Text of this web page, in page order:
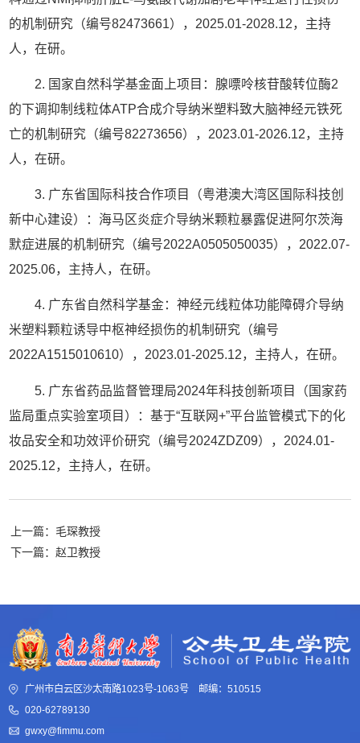
的机制研究（编号82473661），2025.01-2028.12，主持
人，在研。
2. 国家自然科学基金面上项目：腺嘌呤核苷酸转位酶2
的下调抑制线粒体ATP合成介导纳米塑料致大脑神经元铁死
亡的机制研究（编号82273656），2023.01-2026.12，主持
人，在研。
3. 广东省国际科技合作项目（粤港澳大湾区国际科技创
新中心建设）：海马区炎症介导纳米颗粒暴露促进阿尔茨海
默症进展的机制研究（编号2022A0505050035），2022.07-
2025.06，主持人，在研。
4. 广东省自然科学基金：神经元线粒体功能障碍介导纳
米塑料颗粒诱导中枢神经损伤的机制研究（编号
2022A1515010610），2023.01-2025.12，主持人，在研。
5. 广东省药品监督管理局2024年科技创新项目（国家药
监局重点实验室项目）：基于“互联网+”平台监管模式下的化
妆品安全和功效评价研究（编号2024ZDZ09），2024.01-
2025.12，主持人，在研。
上一篇：毛琛教授
下一篇：赵卫教授
广州市白云区沙太南路1023号-1063号 邮编：510515
020-62789130
gwxy@fimmu.com